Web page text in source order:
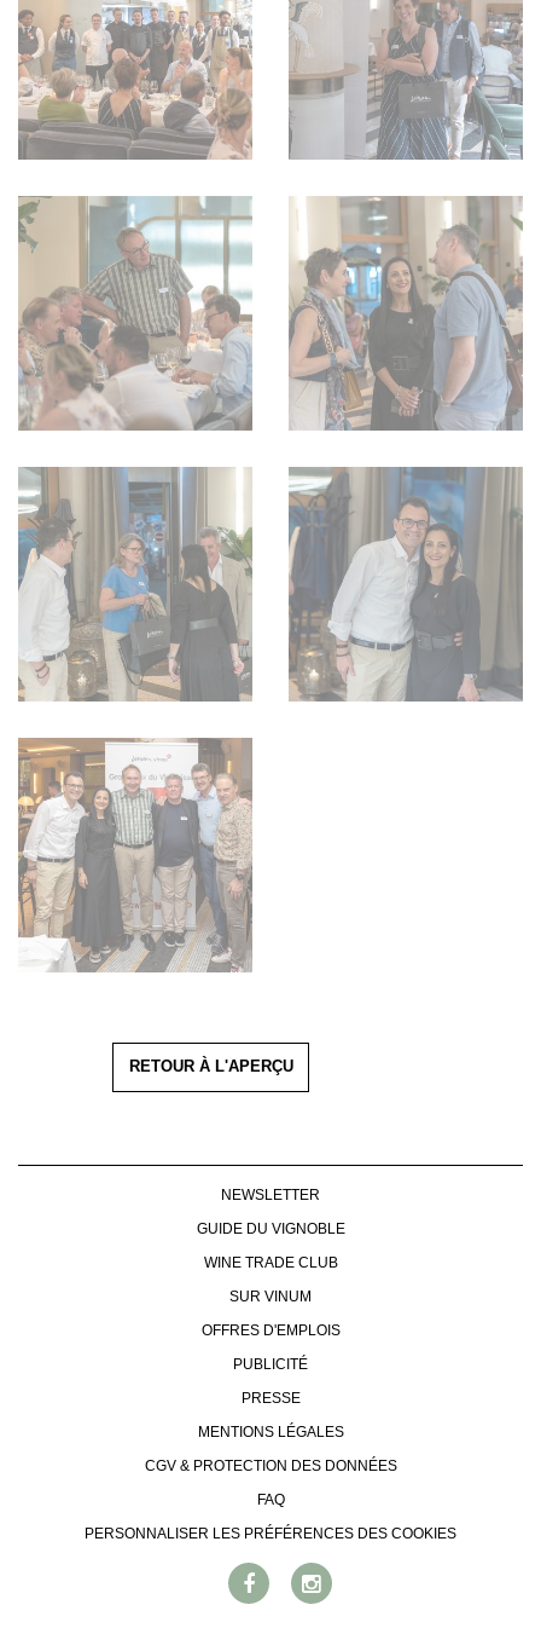
RETOUR À L'APERÇU
NEWSLETTER
GUIDE DU VIGNOBLE
WINE TRADE CLUB
SUR VINUM
OFFRES D'EMPLOIS
PUBLICITÉ
PRESSE
MENTIONS LÉGALES
CGV & PROTECTION DES DONNÉES
FAQ
PERSONNALISER LES PRÉFÉRENCES DES COOKIES